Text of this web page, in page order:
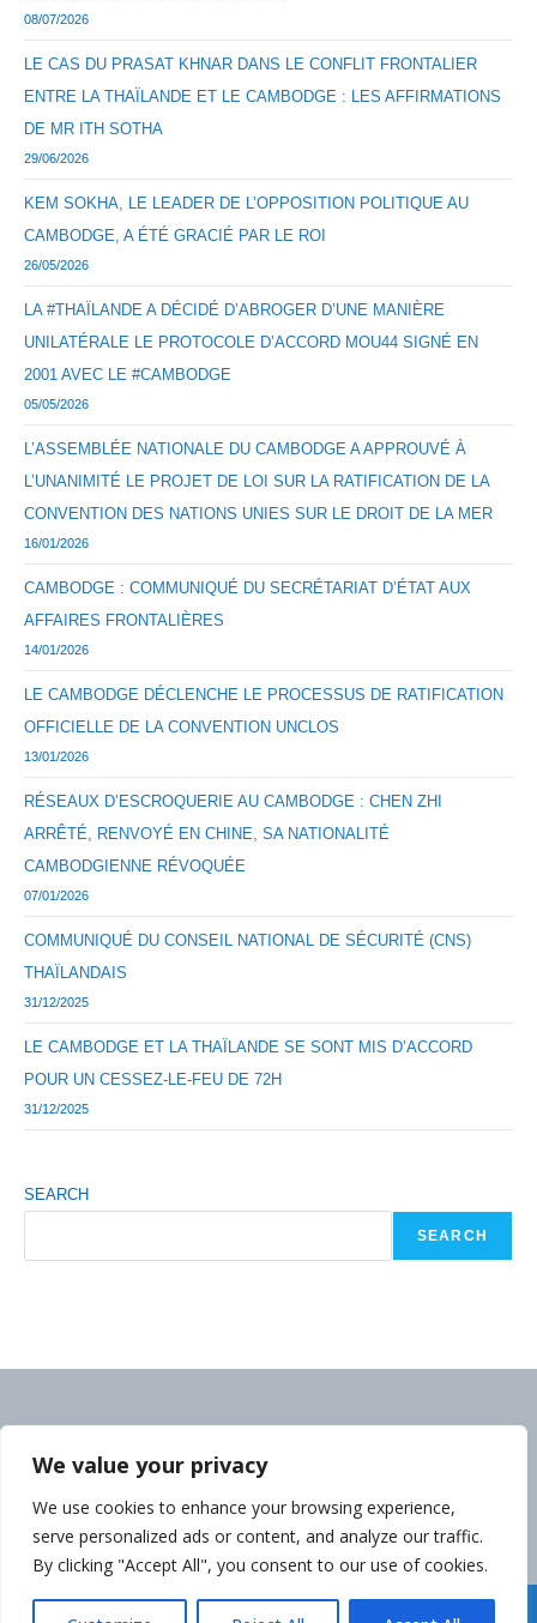
We value your privacy
We use cookies to enhance your browsing experience,
serve personalized ads or content, and analyze our traffic.
By clicking "Accept All", you consent to our use of cookies.
08/07/2026
LE CAS DU PRASAT KHNAR DANS LE CONFLIT FRONTALIER
ENTRE LA THAÏLANDE ET LE CAMBODGE : LES AFFIRMATIONS
DE MR ITH SOTHA
29/06/2026
KEM SOKHA, LE LEADER DE L’OPPOSITION POLITIQUE AU
CAMBODGE, A ÉTÉ GRACIÉ PAR LE ROI
26/05/2026
LA #THAÏLANDE A DÉCIDÉ D’ABROGER D’UNE MANIÈRE
UNILATÉRALE LE PROTOCOLE D’ACCORD MOU44 SIGNÉ EN
2001 AVEC LE #CAMBODGE
05/05/2026
L’ASSEMBLÉE NATIONALE DU CAMBODGE A APPROUVÉ À
L’UNANIMITÉ LE PROJET DE LOI SUR LA RATIFICATION DE LA
CONVENTION DES NATIONS UNIES SUR LE DROIT DE LA MER
16/01/2026
CAMBODGE : COMMUNIQUÉ DU SECRÉTARIAT D’ÉTAT AUX
AFFAIRES FRONTALIÈRES
14/01/2026
LE CAMBODGE DÉCLENCHE LE PROCESSUS DE RATIFICATION
OFFICIELLE DE LA CONVENTION UNCLOS
13/01/2026
RÉSEAUX D’ESCROQUERIE AU CAMBODGE : CHEN ZHI
ARRÊTÉ, RENVOYÉ EN CHINE, SA NATIONALITÉ
CAMBODGIENNE RÉVOQUÉE
07/01/2026
COMMUNIQUÉ DU CONSEIL NATIONAL DE SÉCURITÉ (CNS)
THAÏLANDAIS
31/12/2025
LE CAMBODGE ET LA THAÏLANDE SE SONT MIS D’ACCORD
POUR UN CESSEZ-LE-FEU DE 72H
31/12/2025
SEARCH
SEARCH